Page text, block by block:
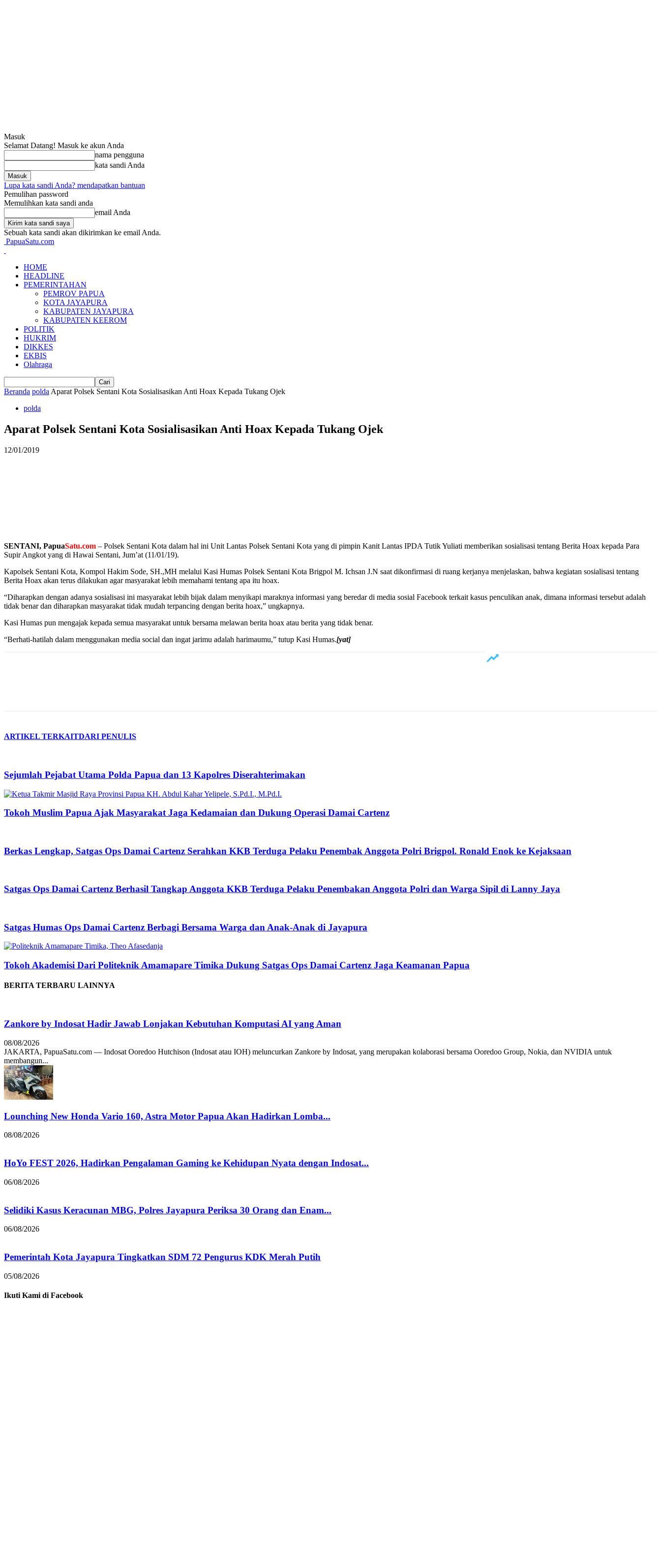
Masuk
Selamat Datang! Masuk ke akun Anda
nama pengguna
kata sandi Anda
Lupa kata sandi Anda? mendapatkan bantuan
Pemulihan password
Memulihkan kata sandi anda
email Anda
Sebuah kata sandi akan dikirimkan ke email Anda.
PapuaSatu.com
HOME
HEADLINE
PEMERINTAHAN
PEMROV PAPUA
KOTA JAYAPURA
KABUPATEN JAYAPURA
KABUPATEN KEEROM
POLITIK
HUKRIM
DIKKES
EKBIS
Olahraga
Beranda polda Aparat Polsek Sentani Kota Sosialisasikan Anti Hoax Kepada Tukang Ojek
polda
Aparat Polsek Sentani Kota Sosialisasikan Anti Hoax Kepada Tukang Ojek
12/01/2019
SENTANI, PapuaSatu.com – Polsek Sentani Kota dalam hal ini Unit Lantas Polsek Sentani Kota yang di pimpin Kanit Lantas IPDA Tutik Yuliati memberikan sosialisasi tentang Berita Hoax kepada Para
Supir Angkot yang di Hawai Sentani, Jum’at (11/01/19).
Kapolsek Sentani Kota, Kompol Hakim Sode, SH.,MH melalui Kasi Humas Polsek Sentani Kota Brigpol M. Ichsan J.N saat dikonfirmasi di ruang kerjanya menjelaskan, bahwa kegiatan sosialisasi tentang
Berita Hoax akan terus dilakukan agar masyarakat lebih memahami tentang apa itu hoax.
“Diharapkan dengan adanya sosialisasi ini masyarakat lebih bijak dalam menyikapi maraknya informasi yang beredar di media sosial Facebook terkait kasus penculikan anak, dimana informasi tersebut adalah
tidak benar dan diharapkan masyarakat tidak mudah terpancing dengan berita hoax,” ungkapnya.
Kasi Humas pun mengajak kepada semua masyarakat untuk bersama melawan berita hoax atau berita yang tidak benar.
“Berhati-hatilah dalam menggunakan media social dan ingat jarimu adalah harimaumu,” tutup Kasi Humas.[yat]
ARTIKEL TERKAITDARI PENULIS
Sejumlah Pejabat Utama Polda Papua dan 13 Kapolres Diserahterimakan
Tokoh Muslim Papua Ajak Masyarakat Jaga Kedamaian dan Dukung Operasi Damai Cartenz
Berkas Lengkap, Satgas Ops Damai Cartenz Serahkan KKB Terduga Pelaku Penembak Anggota Polri Brigpol. Ronald Enok ke Kejaksaan
Satgas Ops Damai Cartenz Berhasil Tangkap Anggota KKB Terduga Pelaku Penembakan Anggota Polri dan Warga Sipil di Lanny Jaya
Satgas Humas Ops Damai Cartenz Berbagi Bersama Warga dan Anak-Anak di Jayapura
Tokoh Akademisi Dari Politeknik Amamapare Timika Dukung Satgas Ops Damai Cartenz Jaga Keamanan Papua
BERITA TERBARU LAINNYA
Zankore by Indosat Hadir Jawab Lonjakan Kebutuhan Komputasi AI yang Aman
08/08/2026
JAKARTA, PapuaSatu.com — Indosat Ooredoo Hutchison (Indosat atau IOH) meluncurkan Zankore by Indosat, yang merupakan kolaborasi bersama Ooredoo Group, Nokia, dan NVIDIA untuk
membangun...
Lounching New Honda Vario 160, Astra Motor Papua Akan Hadirkan Lomba...
08/08/2026
HoYo FEST 2026, Hadirkan Pengalaman Gaming ke Kehidupan Nyata dengan Indosat...
06/08/2026
Selidiki Kasus Keracunan MBG, Polres Jayapura Periksa 30 Orang dan Enam...
06/08/2026
Pemerintah Kota Jayapura Tingkatkan SDM 72 Pengurus KDK Merah Putih
05/08/2026
Ikuti Kami di Facebook